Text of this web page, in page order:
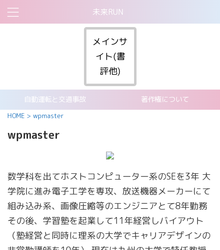
未来RUN
メインサ
イト(書
評他)
自動運転と交通事故 著作権について
HOME > wpmaster
wpmaster
数学科を出てホストコンピューター系のSEを3年 大
学院に進み電子工学を専攻、放送機器メーカーにて
組み込み系、画像圧縮等のエンジニアとて8年勤務
その後、学習塾を起業して11年経営しバイアウト
（塾経営と同時に理系の大学でキャリアデザインの